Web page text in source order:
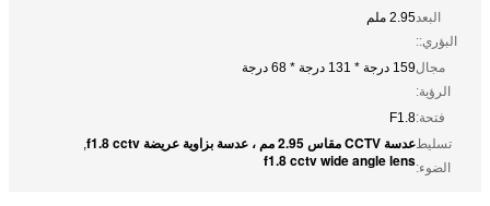
البعد
البؤري::
2.95 ملم
مجال
الرؤية:
159 درجة * 131 درجة * 68 درجة
فتحة:F1.8
تسليط
الضوء:
عدسة CCTV مقاس 2.95 مم ، عدسة بزاوية عريضة f1.8 cctv ,
f1.8 cctv wide angle lens